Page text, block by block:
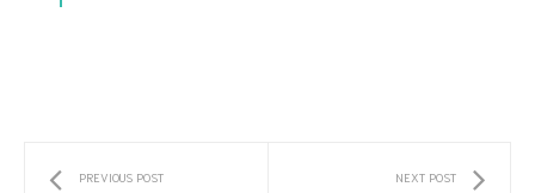
PREVIOUS POST NEXT POST